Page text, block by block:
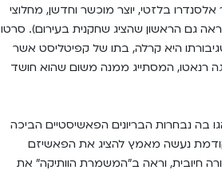
בלזטי, יוצר מוכשר וחדשן, מחלוצי
גם הראשון שהציג שחקנית בעירום). סרטו
היא קרלה, בתו של קפיטליסט אשר
המסתייג ממנה משום שהוא חושד
בה נבחרות הבריונים הפאשיסטיים הביכה
שכן בשנות ה-30 של המאה הקודמת נעשה מאמץ להציג את הפאשיזם
חיובית, וראה ב"המשמרת הוותיקה" את